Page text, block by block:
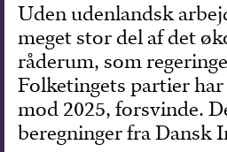
Uden udenlandsk
meget stor del af det
råderum, som
Folketingets partier
mod 2025, forsvinde.
beregninger fra Dansk